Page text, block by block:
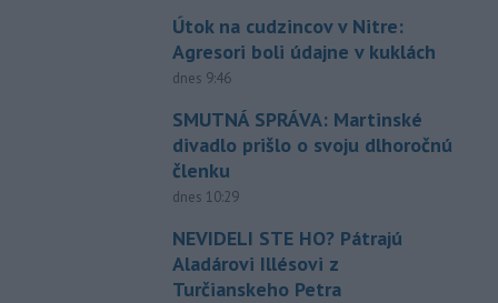
Útok na cudzincov v Nitre:
Agresori boli údajne v kuklách
dnes 9:46
SMUTNÁ SPRÁVA: Martinské
divadlo prišlo o svoju dlhoročnú
členku
dnes 10:29
NEVIDELI STE HO? Pátrajú
Aladárovi Illésovi z
Turčianskeho Petra